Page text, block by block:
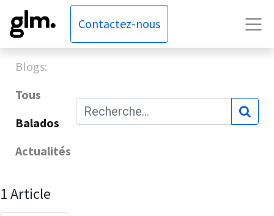
Contactez-nous
Blogs:
Tous
Balados
Actualités
1 Article